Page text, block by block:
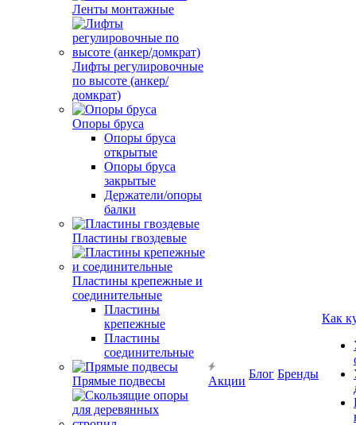
Ленты монтажные
Лифты регулировочные
по высоте (анкер/
домкрат)
Опоры бруса
Опоры бруса
открытые
Опоры бруса
закрытые
Держатели/опоры
балки
Пластины гвоздевые
Пластины крепежные и
соединительные
Пластины
крепежные
Пластины
соединительные
Прямые подвесы Акции
Блог Бренды
Как